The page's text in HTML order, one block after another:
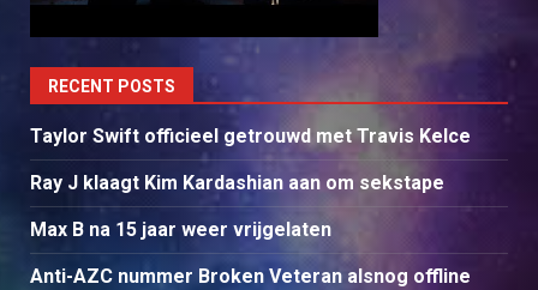
RECENT POSTS
Taylor Swift officieel getrouwd met Travis Kelce
Ray J klaagt Kim Kardashian aan om sekstape
Max B na 15 jaar weer vrijgelaten
Anti-AZC nummer Broken Veteran alsnog offline